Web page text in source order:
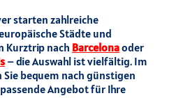
starten zahlreiche
Städte und
Kurztrip nach Barcelonaoder
– die Auswahl ist vielfältig. Im
bequem nach günstigen
Angebot für Ihre